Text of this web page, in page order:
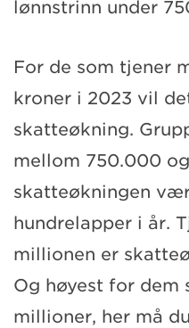
lønnstrinn under
For de som tjener
kroner i 2023 vil
skatteøkning.
mellom 750.000
skatteøkningen
hundrelapper i år.
millionen er
Og høyest for dem
millioner, her må